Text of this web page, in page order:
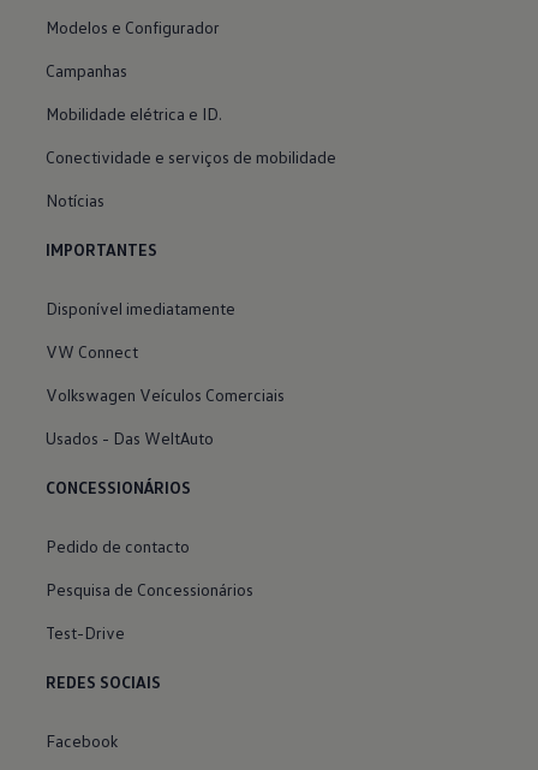
Modelos e Configurador
Campanhas
Mobilidade elétrica e ID.
Conectividade e serviços de mobilidade
Notícias
IMPORTANTES
Disponível imediatamente
VW Connect
Volkswagen Veículos Comerciais
Usados - Das WeltAuto
CONCESSIONÁRIOS
Pedido de contacto
Pesquisa de Concessionários
Test-Drive
REDES SOCIAIS
Facebook